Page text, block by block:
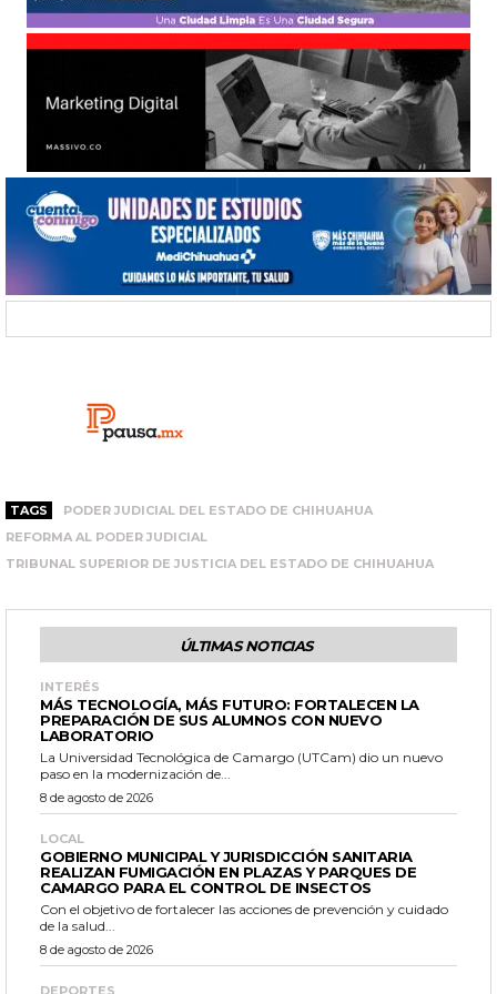
TAGS
PODER JUDICIAL DEL ESTADO DE CHIHUAHUA
REFORMA AL PODER JUDICIAL
TRIBUNAL SUPERIOR DE JUSTICIA DEL ESTADO DE CHIHUAHUA
ÚLTIMAS NOTICIAS
INTERÉS
MÁS TECNOLOGÍA, MÁS FUTURO: FORTALECEN LA
PREPARACIÓN DE SUS ALUMNOS CON NUEVO
LABORATORIO
La Universidad Tecnológica de Camargo (UTCam) dio un nuevo
paso en la modernización de...
8 de agosto de 2026
LOCAL
GOBIERNO MUNICIPAL Y JURISDICCIÓN SANITARIA
REALIZAN FUMIGACIÓN EN PLAZAS Y PARQUES DE
CAMARGO PARA EL CONTROL DE INSECTOS
Con el objetivo de fortalecer las acciones de prevención y cuidado
de la salud...
8 de agosto de 2026
DEPORTES